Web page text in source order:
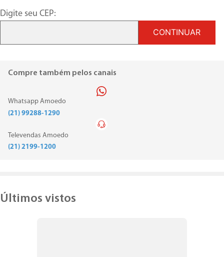
Digite seu CEP:
CONTINUAR
Compre também pelos canais
Whatsapp Amoedo
(21) 99288-1290
Televendas Amoedo
(21) 2199-1200
Últimos vistos